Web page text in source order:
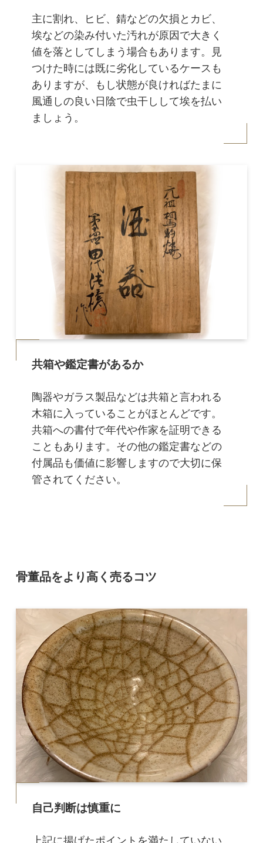
主に割れ、ヒビ、錆などの欠損とカビ、
埃などの染み付いた汚れが原因で大きく
値を落としてしまう場合もあります。見
つけた時には既に劣化しているケースも
ありますが、もし状態が良ければたまに
風通しの良い日陰で虫干しして埃を払い
ましょう。
共箱や鑑定書があるか
陶器やガラス製品などは共箱と言われる
木箱に入っていることがほとんどです。
共箱への書付で年代や作家を証明できる
こともあります。その他の鑑定書などの
付属品も価値に影響しますので大切に保
管されてください。
骨董品をより高く売るコツ
自己判断は慎重に
上記に揚げたポイントを満たしていない